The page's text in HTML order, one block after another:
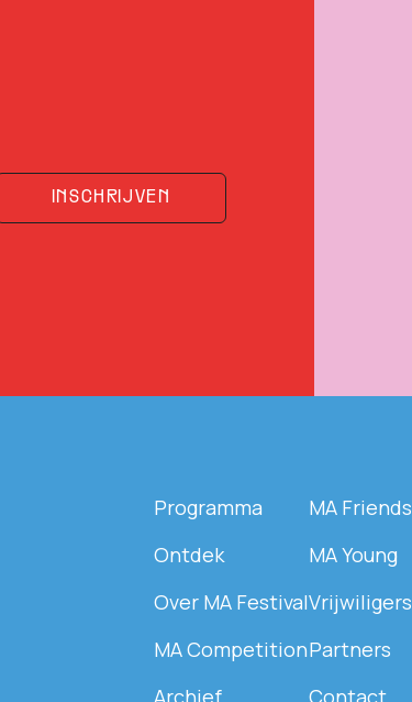
INSCHRIJVEN
Programma
Ontdek
Over MA Festival
MA Competition
Archief
MA Friends
MA Young
Vrijwiligers
Partners
Contact